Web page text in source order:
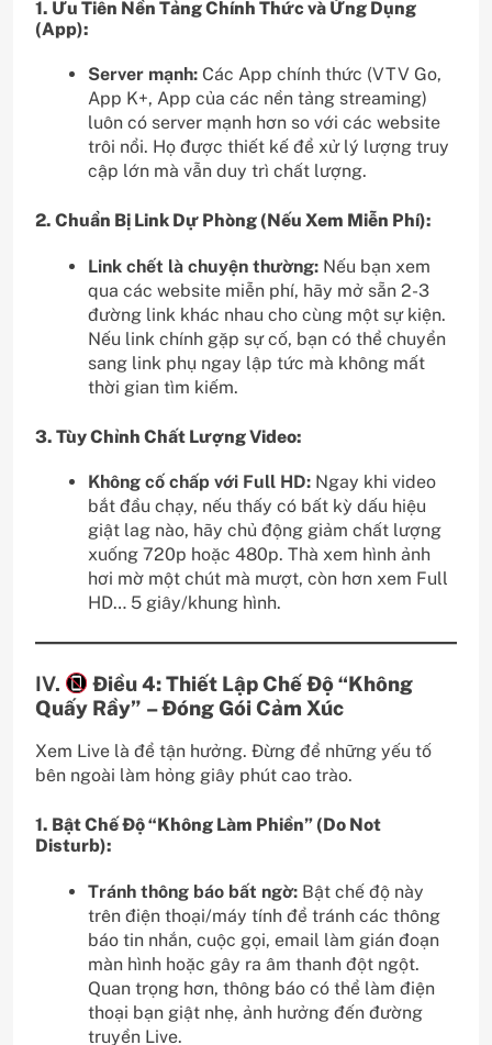
1. Ưu Tiên Nền Tảng Chính Thức và Ứng Dụng
(App):
Server mạnh: Các App chính thức (VTV Go,
App K+, App của các nền tảng streaming)
luôn có server mạnh hơn so với các website
trôi nổi. Họ được thiết kế để xử lý lượng truy
cập lớn mà vẫn duy trì chất lượng.
2. Chuẩn Bị Link Dự Phòng (Nếu Xem Miễn Phí):
Link chết là chuyện thường: Nếu bạn xem
qua các website miễn phí, hãy mở sẵn 2-3
đường link khác nhau cho cùng một sự kiện.
Nếu link chính gặp sự cố, bạn có thể chuyển
sang link phụ ngay lập tức mà không mất
thời gian tìm kiếm.
3. Tùy Chỉnh Chất Lượng Video:
Không cố chấp với Full HD: Ngay khi video
bắt đầu chạy, nếu thấy có bất kỳ dấu hiệu
giật lag nào, hãy chủ động giảm chất lượng
xuống 720p hoặc 480p. Thà xem hình ảnh
hơi mờ một chút mà mượt, còn hơn xem Full
HD… 5 giây/khung hình.
IV.
Điều 4: Thiết Lập Chế Độ “Không
Quấy Rầy” – Đóng Gói Cảm Xúc
Xem Live là để tận hưởng. Đừng để những yếu tố
bên ngoài làm hỏng giây phút cao trào.
1. Bật Chế Độ “Không Làm Phiền” (Do Not
Disturb):
Tránh thông báo bất ngờ: Bật chế độ này
trên điện thoại/máy tính để tránh các thông
báo tin nhắn, cuộc gọi, email làm gián đoạn
màn hình hoặc gây ra âm thanh đột ngột.
Quan trọng hơn, thông báo có thể làm điện
thoại bạn giật nhẹ, ảnh hưởng đến đường
truyền Live.